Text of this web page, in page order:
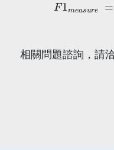
相關問題諮詢，請